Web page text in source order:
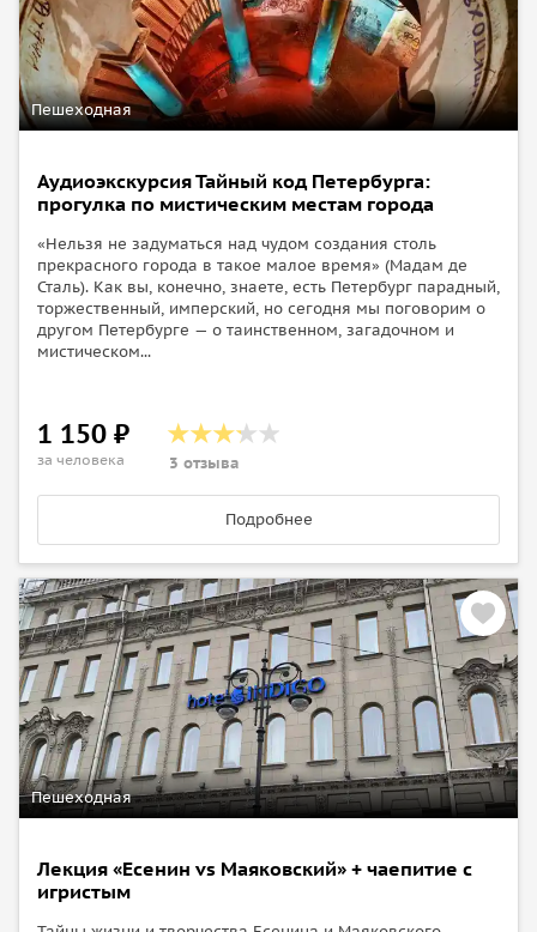
Пешеходная
Аудиоэкскурсия Тайный код Петербурга:
прогулка по мистическим местам города
«Нельзя не задуматься над чудом создания столь
прекрасного города в такое малое время» (Мадам де
Сталь). Как вы, конечно, знаете, есть Петербург парадный,
торжественный, имперский, но сегодня мы поговорим о
другом Петербурге — о таинственном, загадочном и
мистическом...
1 150 ₽
за человека 3 отзыва
Подробнее
Пешеходная
Лекция «Есенин vs Маяковский» + чаепитие с
игристым